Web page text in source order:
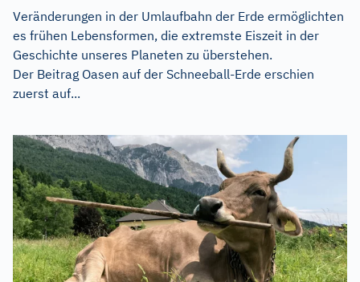
Veränderungen in der Umlaufbahn der Erde ermöglichten
es frühen Lebensformen, die extremste Eiszeit in der
Geschichte unseres Planeten zu überstehen.
Der Beitrag Oasen auf der Schneeball-Erde erschien
zuerst auf...